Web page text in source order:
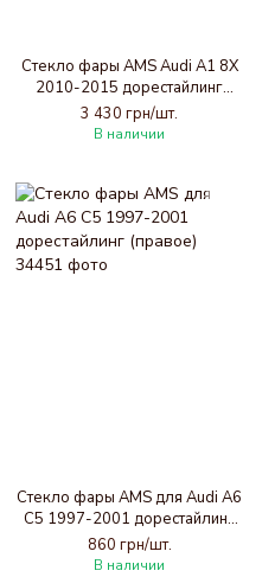
Стекло фары AMS Audi A1 8X
2010-2015 дорестайлинг
(правое)
3 430 грн/шт.
В наличии
Стекло фары AMS для Audi A6
C5 1997-2001 дорестайлинг
(правое)
860 грн/шт.
В наличии